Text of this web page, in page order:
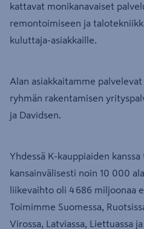
kattavat monikanavaiset
remontoimiseen ja
kuluttaja-asiakkaille.
Alan asiakkaitamme
ryhmän rakentamisen
ja Davidsen.
Yhdessä K-kauppiaiden
kansainvälisesti noin 10 000
liikevaihto oli 4 686 miljoonaa
Toimimme Suomessa,
Virossa, Latviassa, Liettuassa ja